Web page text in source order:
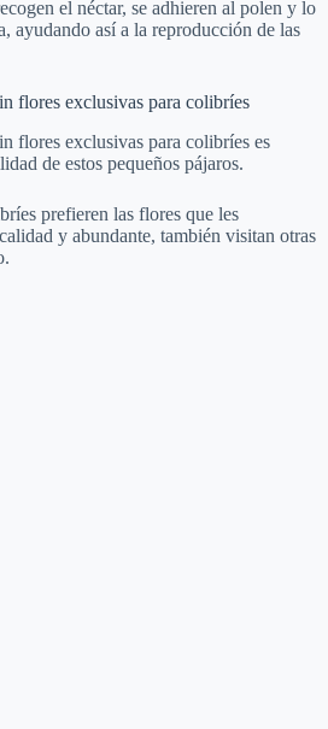
el néctar, se adhieren al polen y lo
ayudando así a la reproducción de las
flores exclusivas para colibríes
flores exclusivas para colibríes es
de estos pequeños pájaros.
prefieren las flores que les
y abundante, también visitan otras